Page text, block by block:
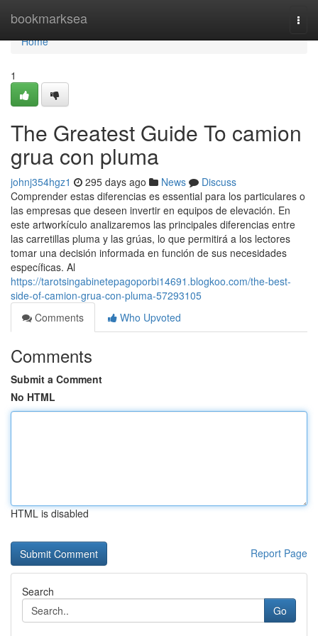
bookmarksea
Home
Home
1
The Greatest Guide To camion
grua con pluma
johnj354hgz1 295 days ago News
Discuss
Comprender estas diferencias es essential para los particulares o
las empresas que deseen invertir en equipos de elevación. En
este artworkículo analizaremos las principales diferencias entre
las carretillas pluma y las grúas, lo que permitirá a los lectores
tomar una decisión informada en función de sus necesidades
específicas. Al
https://tarotsingabinetepagoporbi14691.blogkoo.com/the-best-
side-of-camion-grua-con-pluma-57293105
Comments
Who Upvoted
Comments
Submit a Comment
No HTML
HTML is disabled
Report Page
Search
Go